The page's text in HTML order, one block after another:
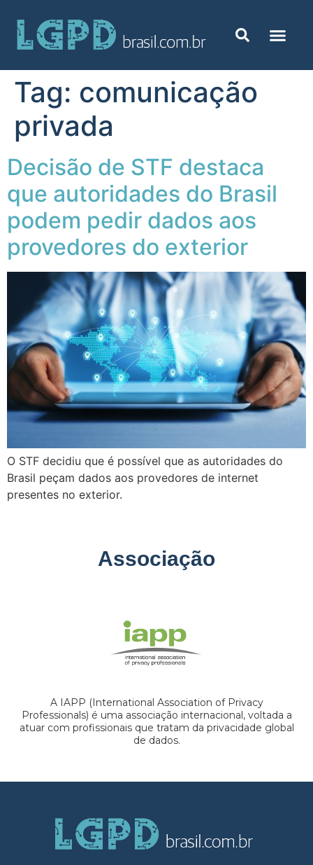
Tag: comunicação
privada
Decisão de STF destaca
que autoridades do Brasil
podem pedir dados aos
provedores do exterior
O STF decidiu que é possível que as autoridades do
Brasil peçam dados aos provedores de internet
presentes no exterior.
Associação
A IAPP (International Association of Privacy
Professionals) é uma associação internacional, voltada a
atuar com profissionais que tratam da privacidade global
de dados.